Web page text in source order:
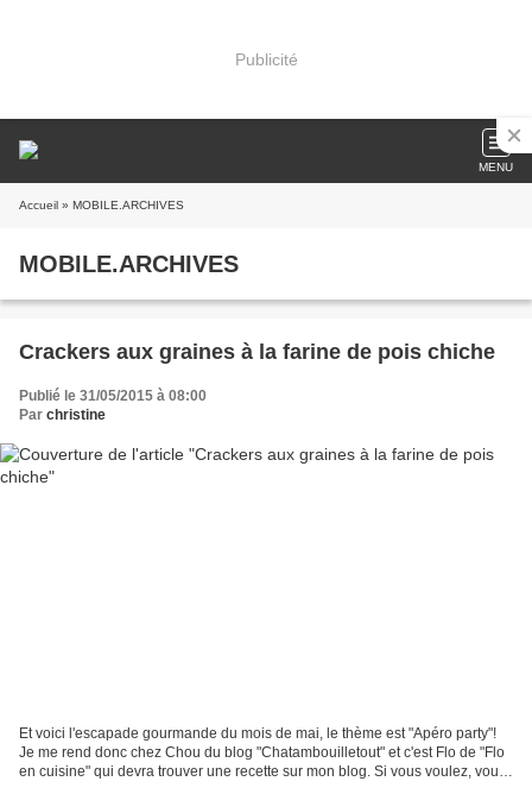
Publicité
MENU
Accueil » MOBILE.ARCHIVES
MOBILE.ARCHIVES
Crackers aux graines à la farine de pois chiche
Publié le 31/05/2015 à 08:00
Par christine
Et voici l'escapade gourmande du mois de mai, le thème est "Apéro party"!
Je me rend donc chez Chou du blog "Chatambouilletout" et c'est Flo de "Flo
en cuisine" qui devra trouver une recette sur mon blog. Si vous voulez, vous